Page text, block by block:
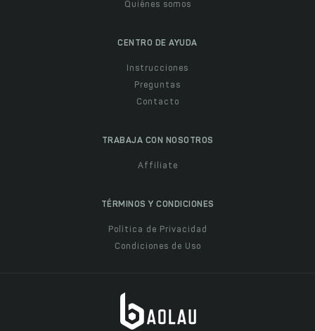
Quiénes somos
CENTRO DE AYUDA
Instrucciones
Preguntas
Contacto
TRABAJA CON NOSOTROS
Affiliate
TÉRMINOS Y CONDICIONES
Política de Privacidad
Condiciones de Uso